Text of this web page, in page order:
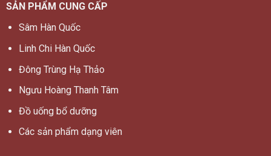
SẢN PHẨM CUNG CẤP
Sâm Hàn Quốc
Linh Chi Hàn Quốc
Đông Trùng Hạ Thảo
Ngưu Hoàng Thanh Tâm
Đồ uống bổ dưỡng
Các sản phẩm dạng viên